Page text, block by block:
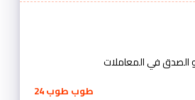
الصدق في المعاملات
طوب طوب 24